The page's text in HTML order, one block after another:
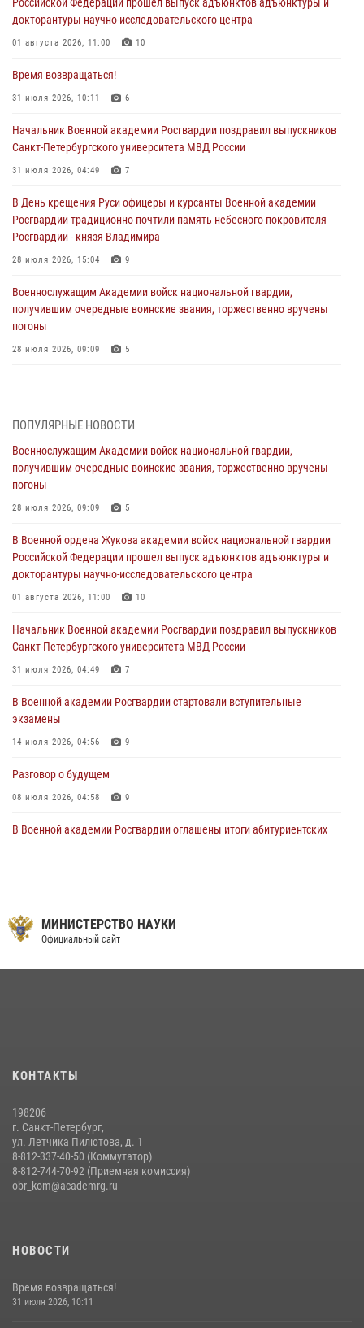
Российской Федерации прошел выпуск адъюнктов адъюнктуры и
докторантуры научно-исследовательского центра
01 августа 2026, 11:00 10
Время возвращаться!
31 июля 2026, 10:11 6
Начальник Военной академии Росгвардии поздравил выпускников
Санкт-Петербургского университета МВД России
31 июля 2026, 04:49 7
В День крещения Руси офицеры и курсанты Военной академии
Росгвардии традиционно почтили память небесного покровителя
Росгвардии - князя Владимира
28 июля 2026, 15:04 9
Военнослужащим Академии войск национальной гвардии,
получившим очередные воинские звания, торжественно вручены
погоны
28 июля 2026, 09:09 5
27 июля 2026, 14:49 7
Военная академия информирует!
23 июля 2026, 04:51
Курсант Военной академии войск национальной гвардии принял
22 июля 2026, 09:41
Мастер‑класс по стрельбе: точность, тактика, профессионализм
20 июля 2026, 11:17
108 лет со дня образования подразделений связи войск
ПОПУЛЯРНЫЕ НОВОСТИ
Военнослужащим Академии войск национальной гвардии,
получившим очередные воинские звания, торжественно вручены
погоны
28 июля 2026, 09:09 5
В Военной ордена Жукова академии войск национальной гвардии
Российской Федерации прошел выпуск адъюнктов адъюнктуры и
докторантуры научно-исследовательского центра
01 августа 2026, 11:00 10
Начальник Военной академии Росгвардии поздравил выпускников
Санкт-Петербургского университета МВД России
31 июля 2026, 04:49 7
В Военной академии Росгвардии стартовали вступительные
экзамены
14 июля 2026, 04:56 9
Разговор о будущем
08 июля 2026, 04:58 9
В Военной академии Росгвардии оглашены итоги абитуриентских
09 июля 2026, 11:58 9
Помнить. Соответствовать. Действовать.
МИНИСТЕРСТВО НАУКИ
Официальный сайт
КОНТАКТЫ
198206
г. Санкт-Петербург,
ул. Летчика Пилютова, д. 1
8-812-337-40-50 (Коммутатор)
8-812-744-70-92 (Приемная комиссия)
obr_kom@academrg.ru
НОВОСТИ
Время возвращаться!
31 июля 2026, 10:11